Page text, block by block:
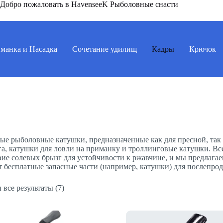
Добро пожаловать в HavenseeK Рыболовные снасти
и Насадка Сочетание удилищ Кадры Крючок
рыболовные катушки, предназначенные как для пресной,
катушки для ловли на приманку и троллинговые катушки.
солевых брызг для устойчивости к ржавчине, и мы
бесплатные запасные части (например, катушки) для
результаты (7)